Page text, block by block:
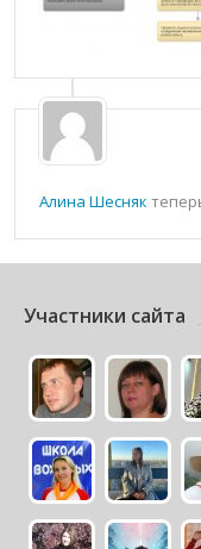
Алина Шесняк
Участники сайта